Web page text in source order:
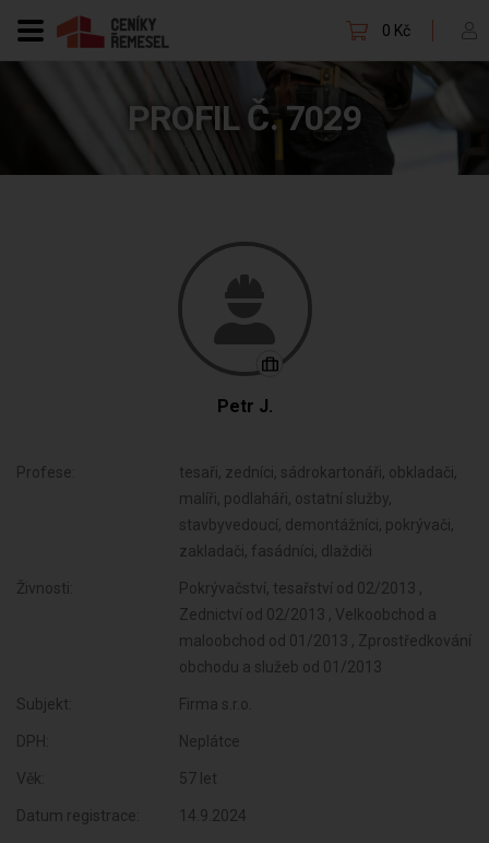
0 Kč
PROFIL Č. 7029
Petr J.
Profese:
tesaři, zedníci, sádrokartonáři, obkladači,
malíři, podlaháři, ostatní služby,
stavbyvedoucí, demontážníci, pokrývači,
zakladači, fasádníci, dlaždiči
Živnosti:
Pokrývačství, tesařství od 02/2013 ,
Zednictví od 02/2013 , Velkoobchod a
maloobchod od 01/2013 , Zprostředkování
obchodu a služeb od 01/2013
Subjekt: Firma s.r.o.
DPH: Neplátce
Věk: 57 let
Datum registrace: 14.9.2024